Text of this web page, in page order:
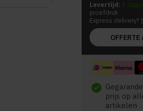
Levertijd: 5
proefdruk
Express delivery?
OFFERTE
check
prijs op
artikelen